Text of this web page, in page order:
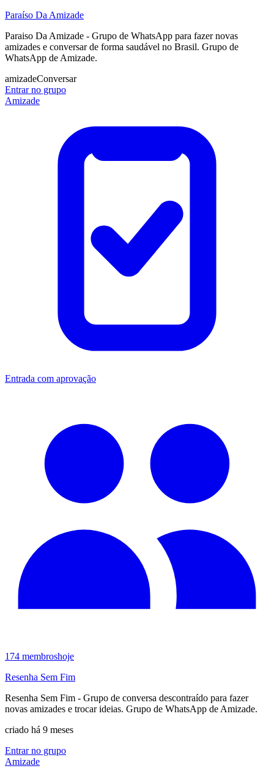
Paraíso Da Amizade
Paraiso Da Amizade - Grupo de WhatsApp para fazer novas
amizades e conversar de forma saudável no Brasil. Grupo de
WhatsApp de Amizade.
amizadeConversar
Entrar no grupo
Amizade
Entrada com aprovação
174 membroshoje
Resenha Sem Fim
Resenha Sem Fim - Grupo de conversa descontraído para fazer
novas amizades e trocar ideias. Grupo de WhatsApp de Amizade.
criado há 9 meses
Entrar no grupo
Amizade